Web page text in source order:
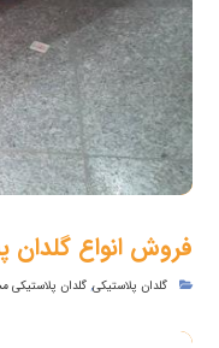
فروش انواع
گلدان پلاستیکی,گلدان پلاستیکی